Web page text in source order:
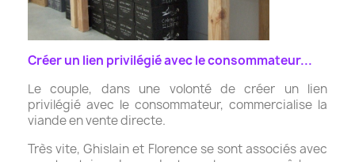
Créer un lien privilégié avec le consommateur...
Le couple, dans une volonté de créer un lien
privilégié avec le consommateur, commercialise la
viande en vente directe.
Très vite, Ghislain et Florence se sont associés avec